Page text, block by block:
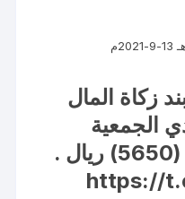
زكاة المال
الجمعية
بمبلغ اجمالي وقدره (5650) ريال .
https://